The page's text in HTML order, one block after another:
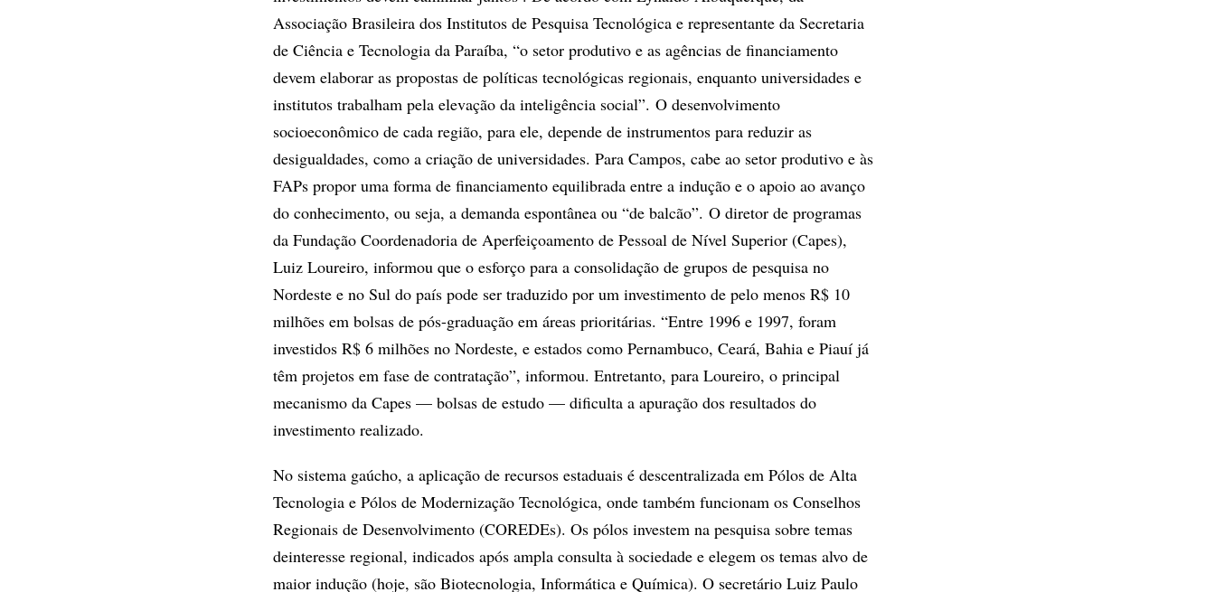
Associação Brasileira dos Institutos de Pesquisa Tecnológica e representante da Secretaria
de Ciência e Tecnologia da Paraíba, “o setor produtivo e as agências de financiamento
devem elaborar as propostas de políticas tecnológicas regionais, enquanto universidades e
institutos trabalham pela elevação da inteligência social”. O desenvolvimento
socioeconômico de cada região, para ele, depende de instrumentos para reduzir as
desigualdades, como a criação de universidades. Para Campos, cabe ao setor produtivo e às
FAPs propor uma forma de financiamento equilibrada entre a indução e o apoio ao avanço
do conhecimento, ou seja, a demanda espontânea ou “de balcão”. O diretor de programas
da Fundação Coordenadoria de Aperfeiçoamento de Pessoal de Nível Superior (Capes),
Luiz Loureiro, informou que o esforço para a consolidação de grupos de pesquisa no
Nordeste e no Sul do país pode ser traduzido por um investimento de pelo menos R$ 10
milhões em bolsas de pós-graduação em áreas prioritárias. “Entre 1996 e 1997, foram
investidos R$ 6 milhões no Nordeste, e estados como Pernambuco, Ceará, Bahia e Piauí já
têm projetos em fase de contratação”, informou. Entretanto, para Loureiro, o principal
mecanismo da Capes — bolsas de estudo — dificulta a apuração dos resultados do
investimento realizado.
No sistema gaúcho, a aplicação de recursos estaduais é descentralizada em Pólos de Alta
Tecnologia e Pólos de Modernização Tecnológica, onde também funcionam os Conselhos
Regionais de Desenvolvimento (COREDEs). Os pólos investem na pesquisa sobre temas
deinteresse regional, indicados após ampla consulta à sociedade e elegem os temas alvo de
maior indução (hoje, são Biotecnologia, Informática e Química). O secretário Luiz Paulo